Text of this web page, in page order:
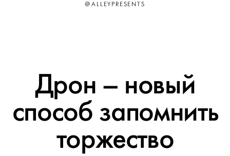
@ALLEYPRESENTS
Дрон – новый
способ запомнить
торжество